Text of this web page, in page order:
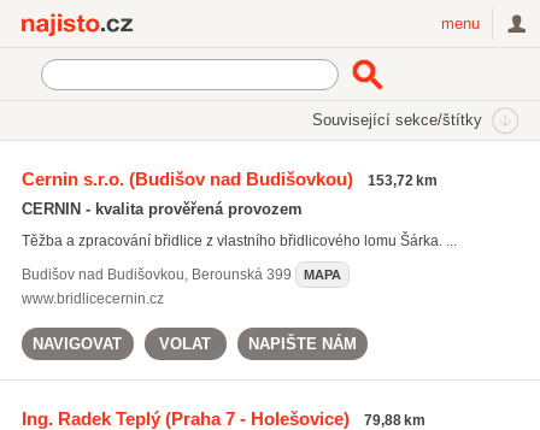
menu
Související sekce/štítky
Těžba dřeva (181)
Ropa a zemní plyn (25)
Cernin s.r.o.(Budišov nad Budišovkou) 153,72 km
CERNIN - kvalita prověřená provozem
Těžba a zpracování břidlice z vlastního břidlicového lomu Šárka. ...
Budišov nad Budišovkou, Berounská 399 MAPA
www.bridlicecernin.cz
NAVIGOVAT VOLAT NAPIŠTE NÁM
Ing. Radek Teplý(Praha 7 - Holešovice) 79,88 km